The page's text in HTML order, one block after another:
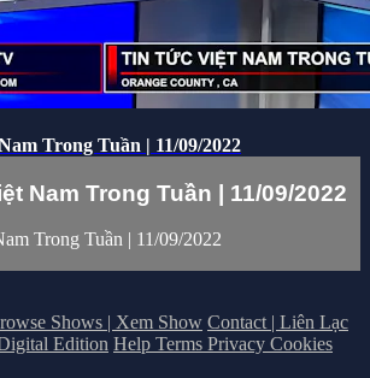
Trong Tuần | 11/09/2022
Nam Trong Tuần | 11/09/2022
Trong Tuần | 11/09/2022
Shows | Xem Show Contact | Liên Lạc
Edition Help Terms Privacy Cookies